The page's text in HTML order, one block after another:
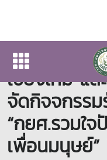
กยศ. ร่วมกั
เชียงใหม่ แ
จัดกิจจกรร
“กยศ.รวมใ
เพื่อนมนุษย์